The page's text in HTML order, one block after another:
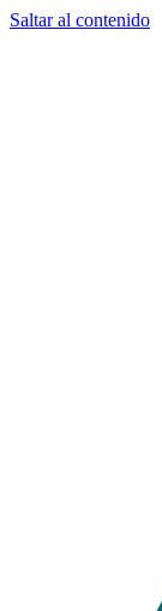
Saltar al contenido